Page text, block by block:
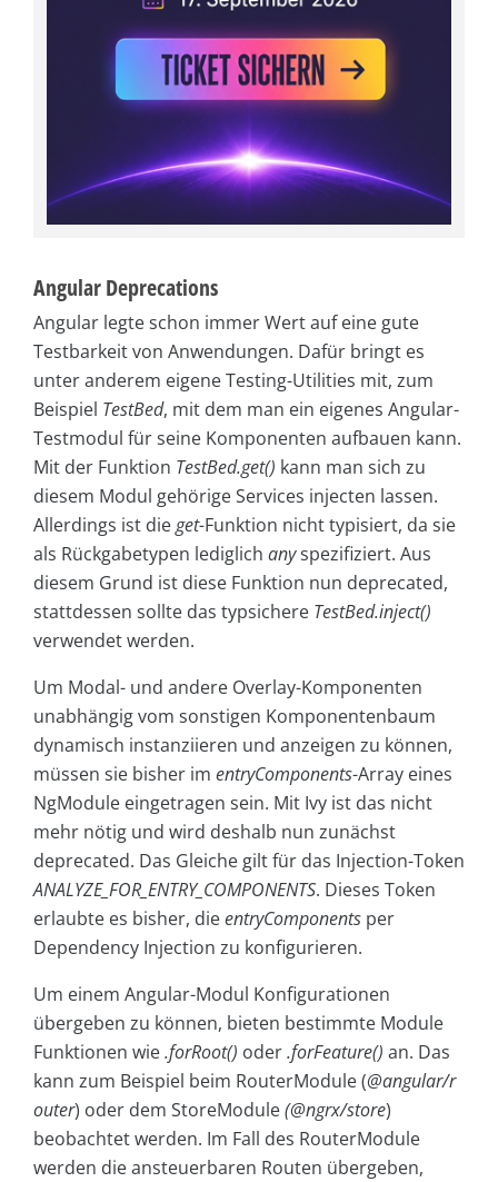
Angular Deprecations
Angular legte schon immer Wert auf eine gute
Testbarkeit von Anwendungen. Dafür bringt es
unter anderem eigene Testing-Utilities mit, zum
Beispiel TestBed, mit dem man ein eigenes Angular-
Testmodul für seine Komponenten aufbauen kann.
Mit der Funktion TestBed.get() kann man sich zu
diesem Modul gehörige Services injecten lassen.
Allerdings ist dieget-Funktion nicht typisiert, da sie
als Rückgabetypen lediglich anyspezifiziert. Aus
diesem Grund ist diese Funktion nun deprecated,
stattdessen sollte das typsichere TestBed.inject()
verwendet werden.
Um Modal- und andere Overlay-Komponenten
unabhängig vom sonstigen Komponentenbaum
dynamisch instanziieren und anzeigen zu können,
müssen sie bisher im entryComponents-Array eines
NgModule eingetragen sein. Mit Ivy ist das nicht
mehr nötig und wird deshalb nun zunächst
deprecated. Das Gleiche gilt für das Injection-Token
ANALYZE_FOR_ENTRY_COMPONENTS. Dieses Token
erlaubte es bisher, dieentryComponents per
Dependency Injection zu konfigurieren.
Um einem Angular-Modul Konfigurationen
übergeben zu können, bieten bestimmte Module
Funktionen wie.forRoot() oder.forFeature() an. Das
kann zum Beispiel beim RouterModule (@angular/r
outer) oder dem StoreModule(@ngrx/store)
beobachtet werden. Im Fall des RouterModule
werden die ansteuerbaren Routen übergeben,